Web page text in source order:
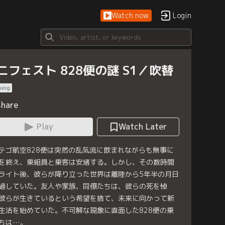
Watch now Login
フェスト 828便の謎 S1／吹替
Play
Watch Later
ゴ航空828便は突然の乱気流に飲まれながらも無事に
終え、乗組員と乗客は安堵する。しかし、その数時間
イト後、彼らが降り立った世界は離陸から5年半の月日
していた。友人や家族、同僚たちは、彼らの死を悼
らが生きているという希望を捨て、未来に向かって新
活を始めていた。不可解な現象に直面した828便の乗
は…。